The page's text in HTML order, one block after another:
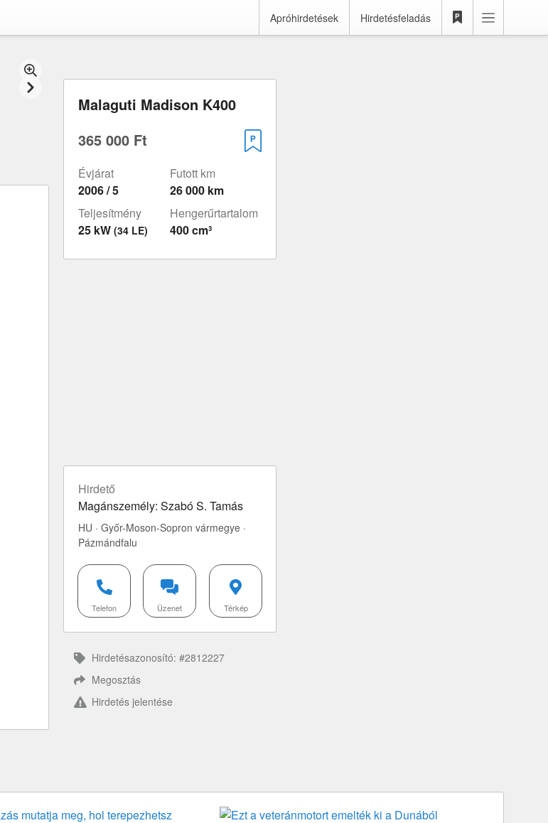
Apróhirdetések Hirdetésfeladás
Malaguti Madison K400
365 000 Ft
Évjárat
2006 / 5
Futott km
26 000 km
Teljesítmény
25 kW (34 LE)
Hengerűrtartalom
400 cm³
Hirdető
Magánszemély: Szabó S. Tamás
HU · Győr-Moson-Sopron vármegye ·
Pázmándfalu
Telefon Üzenet Térkép
Hirdetésazonosító: #2812227
Megosztás
Hirdetés jelentése